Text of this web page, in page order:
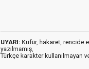
UYARI: Küfür, hakaret, rencide
yazılmamış,
Türkçe karakter kullanılmayan